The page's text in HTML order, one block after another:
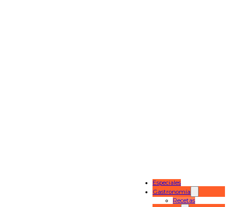
Especiales
Gastronomía
Recetas